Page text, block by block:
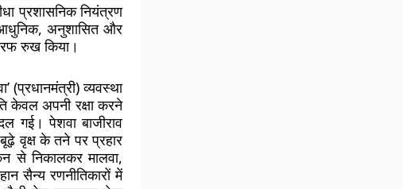
प्रशासनिक नियंत्रण
आधुनिक, अनुशासित और
रुख किया।
व्यवस्था
केवल अपनी रक्षा करने
गई। पेशवा बाजीराव
वृक्ष के तने पर प्रहार
से निकालकर मालवा,
सैन्य रणनीतिकारों में